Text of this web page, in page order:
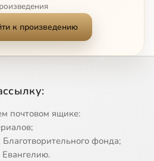
инок-воин
Матери 'Всецарица'
'Утоли моя печали'
к произведению
почтовом ящике:
фонда;